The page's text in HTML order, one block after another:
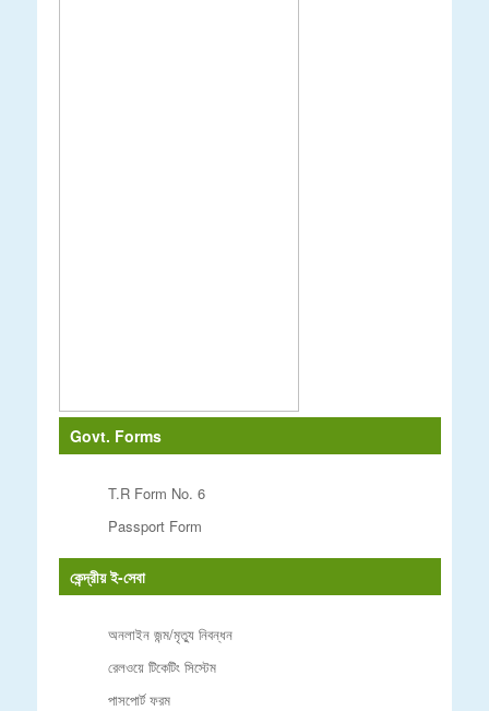
Govt. Forms
T.R Form No. 6
Passport Form
কেন্দ্রীয় ই-সেবা
অনলাইন জন্ম/মৃত্যু নিবন্ধন
রেলওয়ে টিকেটিং সিস্টেম
পাসপোর্ট ফরম